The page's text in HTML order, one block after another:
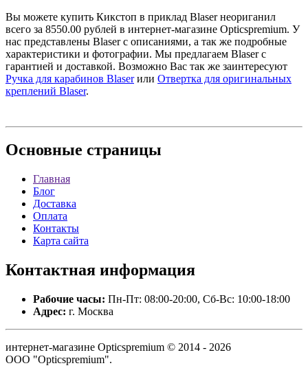
Вы можете купить Кикстоп в приклад Blaser неориганил
всего за 8550.00 рублей в интернет-магазине Opticspremium. У
нас представлены Blaser с описаниями, а так же подробные
характеристики и фотографии. Мы предлагаем Blaser с
гарантией и доставкой. Возможно Вас так же заинтересуют
Ручка для карабинов Blaserили Отвертка для оригинальных
креплений Blaser.
Основные страницы
Главная
Блог
Доставка
Оплата
Контакты
Карта сайта
Контактная информация
Рабочие часы: Пн-Пт: 08:00-20:00, Сб-Вс: 10:00-18:00
Адрес: г. Москва
интернет-магазине Opticspremium © 2014 - 2026
ООО "Opticspremium".